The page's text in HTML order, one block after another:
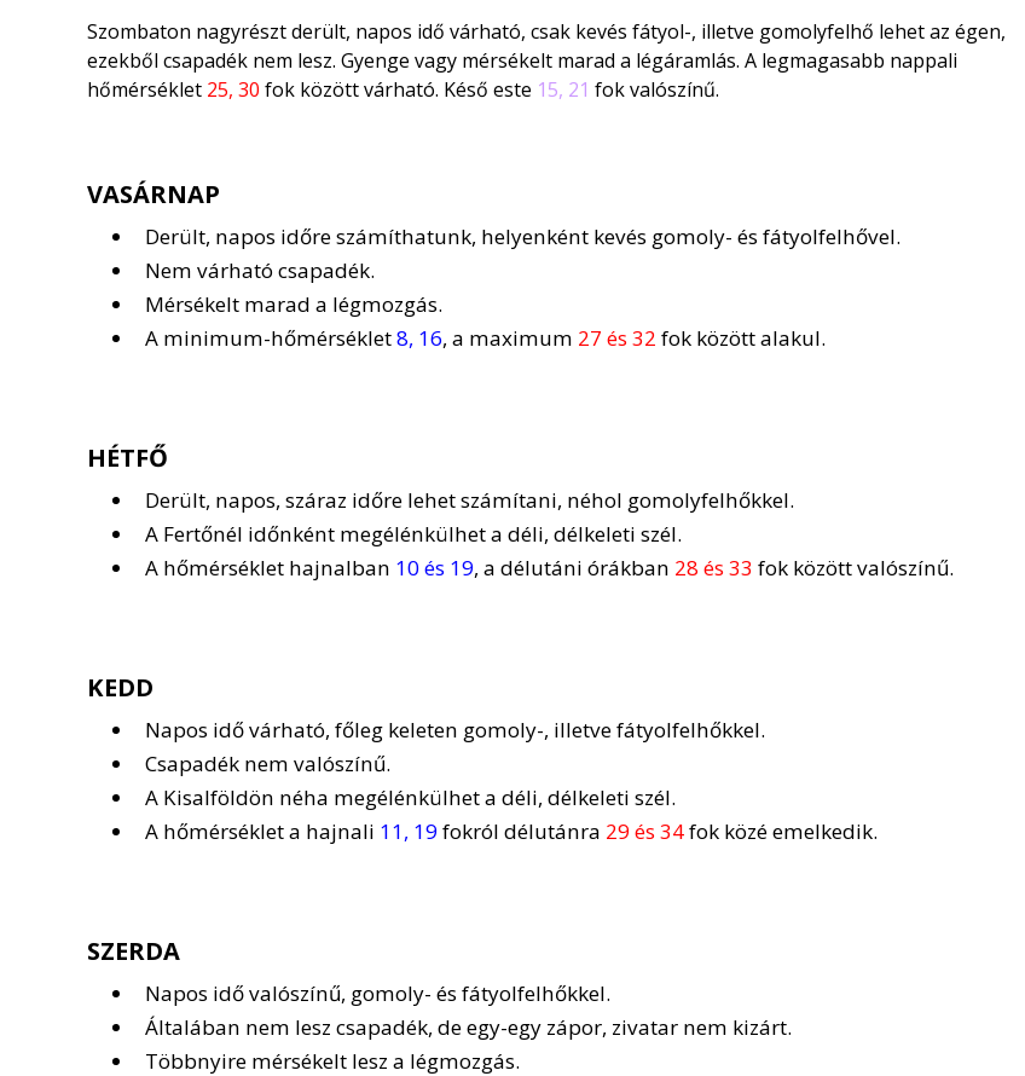
Szombaton nagyrészt derült, napos idő várható, csak kevés fátyol-, illetve gomolyfelhő lehet az égen,
ezekből csapadék nem lesz. Gyenge vagy mérsékelt marad a légáramlás. A legmagasabb nappali
hőmérséklet 25, 30 fok között várható. Késő este 15, 21 fok valószínű.
VASÁRNAP
Derült, napos időre számíthatunk, helyenként kevés gomoly- és fátyolfelhővel.
Nem várható csapadék.
Mérsékelt marad a légmozgás.
A minimum-hőmérséklet8, 16, a maximum 27 és 32 fok között alakul.
HÉTFŐ
Derült, napos, száraz időre lehet számítani, néhol gomolyfelhőkkel.
A Fertőnél időnként megélénkülhet a déli, délkeleti szél.
A hőmérséklet hajnalban 10 és 19, a délutáni órákban 28 és 33 fok között valószínű.
KEDD
Napos idő várható, főleg keleten gomoly-, illetve fátyolfelhőkkel.
Csapadék nem valószínű.
A Kisalföldön néha megélénkülhet a déli, délkeleti szél.
A hőmérséklet a hajnali 11, 19fokról délutánra 29 és 34fok közé emelkedik.
SZERDA
Napos idő valószínű, gomoly- és fátyolfelhőkkel.
Általában nem lesz csapadék, de egy-egy zápor, zivatar nem kizárt.
Többnyire mérsékelt lesz a légmozgás.